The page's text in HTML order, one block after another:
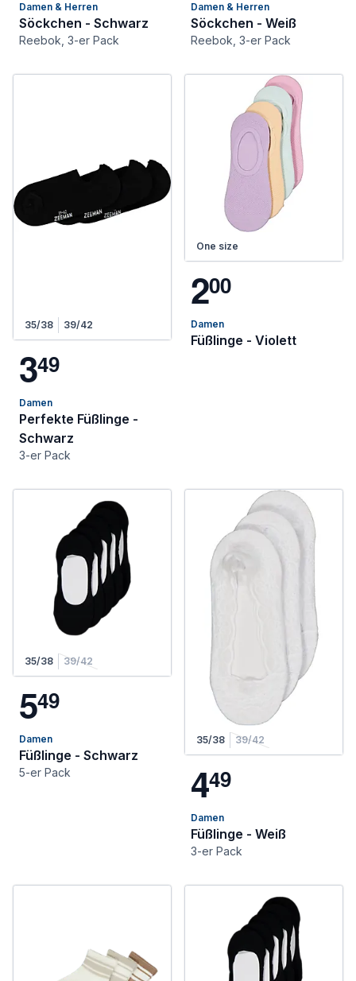
Damen & Herren
Söckchen - Schwarz
Reebok, 3-er Pack
Damen & Herren
Söckchen - Weiß
Reebok, 3-er Pack
35/38 39/42
349
Damen
Perfekte Füßlinge -
Schwarz
3-er Pack
One size
200
Damen
Füßlinge - Violett
35/38 39/42
549
Damen
Füßlinge - Schwarz
5-er Pack
35/38 39/42
449
Damen
Füßlinge - Weiß
3-er Pack